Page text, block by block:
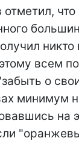
что
никто
всем
о
минимум
на